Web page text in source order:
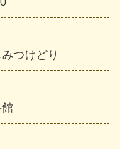
つけどり
館